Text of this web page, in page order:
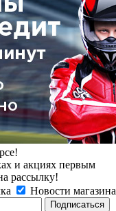
и акциях первым
рассылку!
Новости магазина